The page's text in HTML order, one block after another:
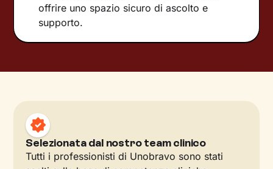
offrire uno spazio sicuro di ascolto e
supporto.
Selezionata dal nostro team clinico
Tutti i professionisti di Unobravo sono stati